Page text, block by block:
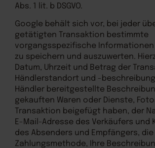
Abs. 1 lit. b DSGVO.
Google behält sich vor, bei jeder
getätigten Transaktion bestimmte
vorgangsspezifische Informationen
zu speichern und auszuwerten.
Datum, Uhrzeit und Betrag der
Händlerstandort und -
Händler bereitgestellte
gekauften Waren oder Dienste,
Transaktion beigefügt haben, der
E-Mail-Adresse des Verkäufers und
des Absenders und Empfängers,
Zahlungsmethode, Ihre